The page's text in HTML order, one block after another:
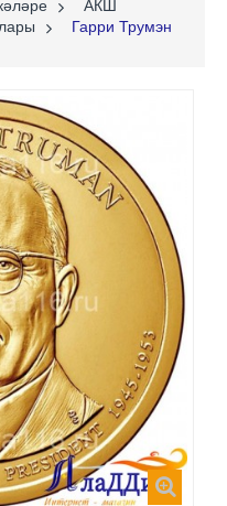
>
АКШ
>
Гарри Трумэн